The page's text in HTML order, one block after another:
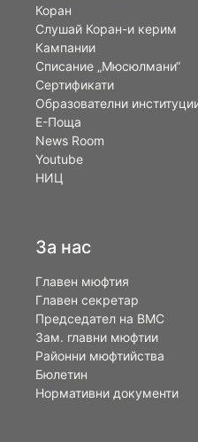
Коран
Слушай Коран-и керим
Кампании
Списание „Мюсюлмани“
Сертификати
Образователни
Е-Поща
News Room
Youtube
НИЦ
За нас
Главен мюфтия
Главен секретар
Председател на ВМС
Зам. главни мюфтии
Районни мюфтийства
Бюлетин
Нормативни документи